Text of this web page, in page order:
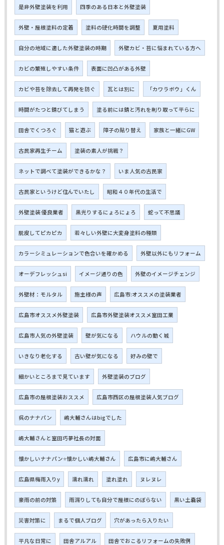
是非外壁塗装を利用 四季のある日本と外壁塗装
外壁・屋根塗料の定着 塗料の硬化時間を調整 夏用塗料
自分の地域に適した外壁塗装の時期 外壁カビ・苔に悩まれている方へ
カビの繁殖しやすい条件 表面に凹凸がある外壁
カビや苔を除去して再発を防ぐ 瓦とは別に 「カワラボウ」くん
時間がたつと錆びてしまう 塗る前には錆と汚れを削り取って平らに
田舎でくつろぐ 猫と遊ぶ 障子の貼り替え 家族と一緒にGW
古民家再生チーム 塗装の素人が挑戦？
ネットで調べて塗装ができるかな？ いま人気の古民家
古民家というけど住んでいたし 昭和４０年代の生活で
外壁塗装 優良業者 黒光りするにょろにょろ 蛇って不思議
脱皮してピカピカ 若々しい外壁に大変身塗料の種類
カラーシミュレーションで色合いを確かめる 外壁以外にもリフォーム
オーデフレッシュsi イメージ通りの色 外壁のイメージチェンジ
外壁材：モルタル 施主様の声 広島市:オススメの塗装業者
広島市オススメ外壁塗装 広島市外壁塗装オススメ室田工業
広島市人気の外壁塗装 壁が気になる ハウルの動く城
いきなり老化する 古い壁が気になる 好みの壁で
細かいところまで見ています 外壁塗装のブログ
広島市の屋根塗装おススメ 広島市西区の屋根塗装人気ブログ
呉のナナパン 嶋大輔さんはbigでした
嶋大輔さんと室田巧夢社長の対面
懐かしいナナパン⭐懐かしい嶋大輔さん 広島市に嶋大輔さん
広島県梅雨入りy 濡れ濡れ 塗れ塗れ ヌレヌレ
豪雨の前の対策 雨漏りしても自分で屋根にのぼらない 黒い土嚢袋
災害対策に まるで個人ブログ 穴があったら入りたい
平凡な日常に 田舎アルアル 田舎でおこるリフォームの失敗例